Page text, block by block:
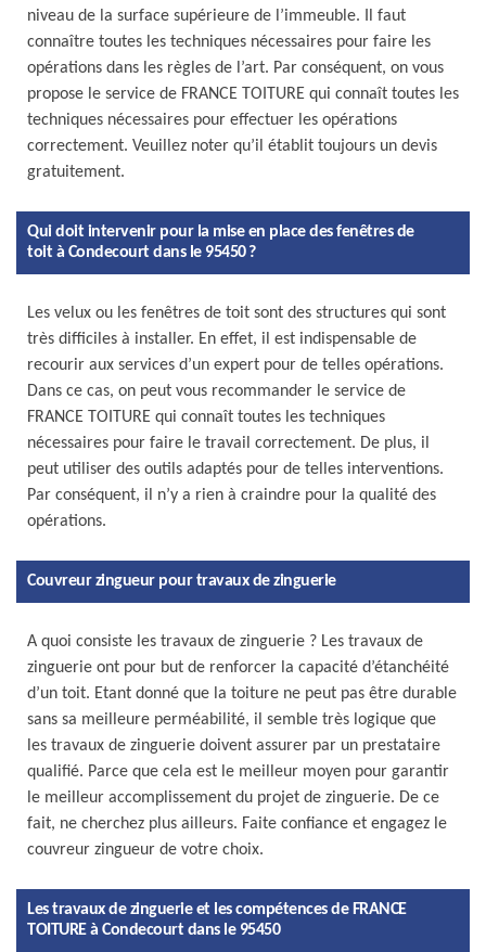
niveau de la surface supérieure de l’immeuble. Il faut
connaître toutes les techniques nécessaires pour faire les
opérations dans les règles de l’art. Par conséquent, on vous
propose le service de FRANCE TOITURE qui connaît toutes les
techniques nécessaires pour effectuer les opérations
correctement. Veuillez noter qu’il établit toujours un devis
gratuitement.
Qui doit intervenir pour la mise en place des fenêtres de
toit à Condecourt dans le 95450 ?
Les velux ou les fenêtres de toit sont des structures qui sont
très difficiles à installer. En effet, il est indispensable de
recourir aux services d’un expert pour de telles opérations.
Dans ce cas, on peut vous recommander le service de
FRANCE TOITURE qui connaît toutes les techniques
nécessaires pour faire le travail correctement. De plus, il
peut utiliser des outils adaptés pour de telles interventions.
Par conséquent, il n’y a rien à craindre pour la qualité des
opérations.
Couvreur zingueur pour travaux de zinguerie
A quoi consiste les travaux de zinguerie ? Les travaux de
zinguerie ont pour but de renforcer la capacité d’étanchéité
d’un toit. Etant donné que la toiture ne peut pas être durable
sans sa meilleure perméabilité, il semble très logique que
les travaux de zinguerie doivent assurer par un prestataire
qualifié. Parce que cela est le meilleur moyen pour garantir
le meilleur accomplissement du projet de zinguerie. De ce
fait, ne cherchez plus ailleurs. Faite confiance et engagez le
couvreur zingueur de votre choix.
Les travaux de zinguerie et les compétences de FRANCE
TOITURE à Condecourt dans le 95450